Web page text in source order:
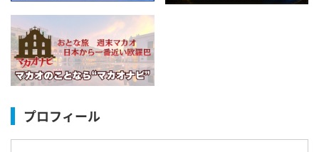
プロフィール